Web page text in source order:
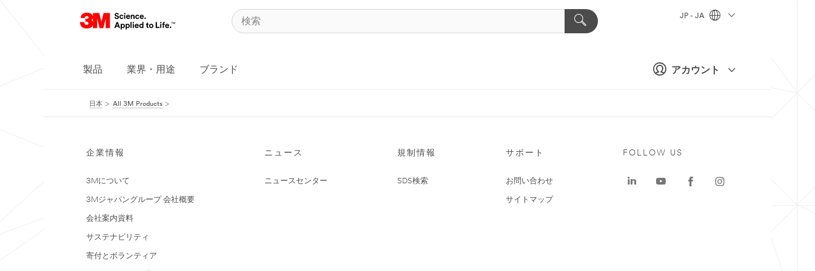
アカウント
JP - JA
製品 業界・用途 ブランド
日本 All 3M Products
企業情報
3Mについて
3Mジャパングループ 会社概要
会社案内資料
サステナビリティ
寄付とボランティア
ニュース
ニュースセンター
規制情報
SDS検索
サポート
お問い合わせ
サイトマップ
FOLLOW US